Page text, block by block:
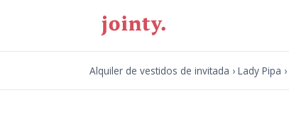
Alquiler de vestidos de invitada › Lady Pipa ›